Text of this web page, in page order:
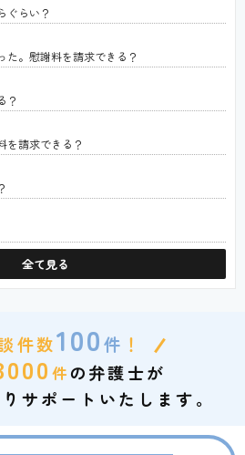
ぐらい？
た。慰謝料を請求できる？
？
を請求できる？
全て見る
件数100件 ！
件 の弁護士が
サポートいたします。